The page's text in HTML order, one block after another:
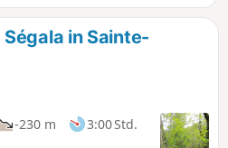
wo Sie im Sommer
in Sainte-
-230 m
3:00 Std.